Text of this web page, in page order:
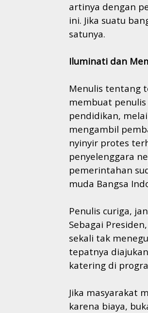
artinya dengan
ini. Jika suatu
satunya.
Iluminati dan
Menulis tentang
membuat
pendidikan,
mengambil
nyinyir protes
penyelenggara
pemerintahan
muda Bangsa
Penulis curiga,
Sebagai
sekali tak
tepatnya
katering di
Jika masyarakat
karena biaya,